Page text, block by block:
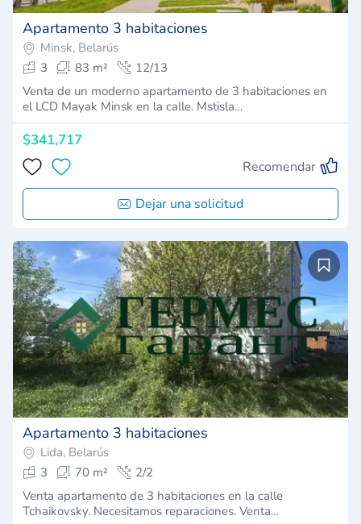
Apartamento 3 habitaciones
Minsk, Belarús
3
83 m²
12/13
Venta de un moderno apartamento de 3 habitaciones en
el LCD Mayak Minsk en la calle. Mstisla…
$341,717
Recomendar
Dejar una solicitud
Apartamento 3 habitaciones
Lida, Belarús
3
70 m²
2/2
Venta apartamento de 3 habitaciones en la calle
Tchaikovsky. Necesitamos reparaciones. Venta…